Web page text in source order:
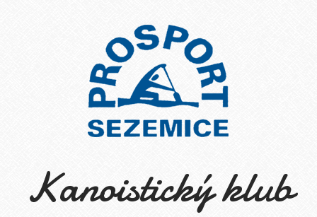
Kanoistický klub